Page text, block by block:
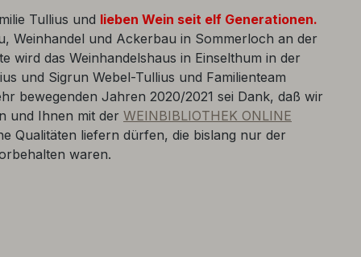
Tullius und lieben Wein seit elf Generationen.
Weinhandel und Ackerbau in Sommerloch an der
wird das Weinhandelshaus in Einselthum in der
und Sigrun Webel-Tullius und Familienteam
bewegenden Jahren 2020/2021 sei Dank, daß wir
und Ihnen mit der WEINBIBLIOTHEK ONLINE
Qualitäten liefern dürfen, die bislang nur der
waren.